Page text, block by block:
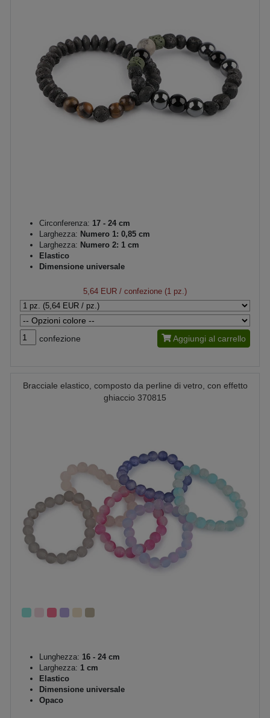
Circonferenza: 17 - 24 cm
Larghezza: Numero 1: 0,85 cm
Larghezza: Numero 2: 1 cm
Elastico
Dimensione universale
5,64 EUR / confezione (1 pz.)
confezione Aggiungi al carrello
Bracciale elastico, composto da perline di vetro, con effetto
ghiaccio 370815
Lunghezza: 16 - 24 cm
Larghezza: 1 cm
Elastico
Dimensione universale
Opaco